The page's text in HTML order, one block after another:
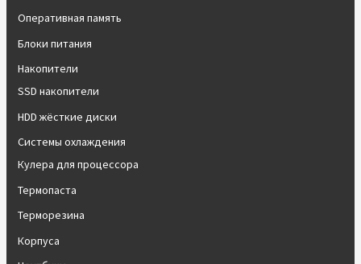
Оперативная память
Блоки питания
Накопители
SSD накопители
HDD жёсткие диски
Системы охлаждения
Кулера для процессора
Термопаста
Терморезина
Корпуса